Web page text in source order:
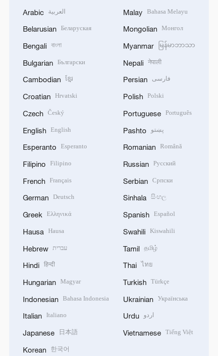
Arabic العربية
Belarusian Беларуская
Bengali বাংলা
Bulgarian Български
Cambodian ខ្មែរ
Croatian Hrvatski
Czech Český
English English
Esperanto Esperanto
Filipino Filipino
French Français
German Deutsch
Greek Ελληνικά
Hausa Hausa
Hebrew עברית
Hindi हिन्दी
Hungarian Magyar
Indonesian Bahasa Indonesia
Italian Italiano
Japanese 日本語
Korean 한국어
Malay Bahasa Melayu
Mongolian Монгол
Myanmar မြန်မာဘာသာ
Nepali नेपाली
Persian فارسی
Polish Polski
Portuguese Português
Pashto پښتو
Romanian Română
Russian Русский
Serbian Српски
Sinhala සිංහල
Spanish Español
Swahili Kiswahili
Tamil தமிழ்
Thai ไทย
Turkish Türkçe
Ukrainian Українська
Urdu اردو
Vietnamese Tiếng Việt